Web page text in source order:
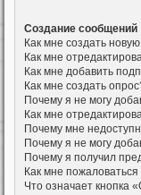
Создание сообщений
Как мне создать
Как мне
Как мне добавить
Как мне создать
Почему я не могу
Как мне
Почему мне
Почему я не могу
Почему я получил
Как мне
Что означает кнопка